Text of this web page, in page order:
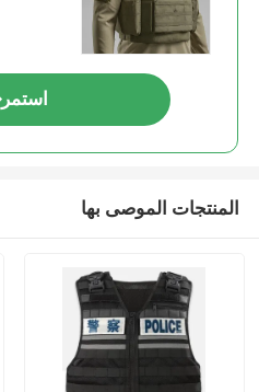
استمر
المنتجات الموصى بها